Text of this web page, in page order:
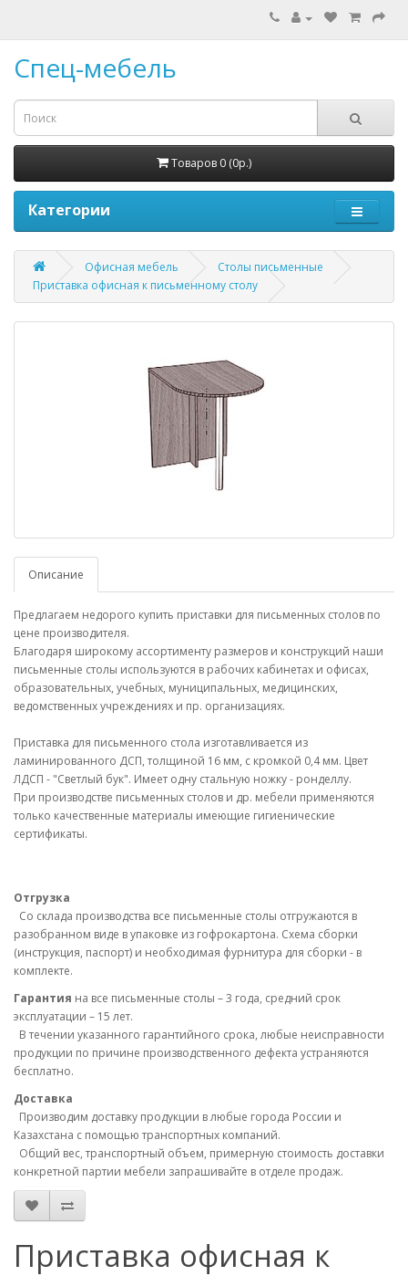
Спец-мебель
Товаров 0 (0р.)
Категории
Офисная мебель
Столы письменные
Приставка офисная к письменному столу
Описание
Предлагаем недорого купить приставки для письменных столов по
цене производителя.
Благодаря широкому ассортименту размеров и конструкций наши
письменные столы используются в рабочих кабинетах и офисах,
образовательных, учебных, муниципальных, медицинских,
ведомственных учреждениях и пр. организациях.
Приставка для письменного стола изготавливается из
ламинированного ДСП, толщиной 16 мм, с кромкой 0,4 мм. Цвет
ЛДСП - "Светлый бук". Имеет одну стальную ножку - ронделлу.
При производстве письменных столов и др. мебели применяются
только качественные материалы имеющие гигиенические
сертификаты.
Отгрузка
Со склада производства все письменные столы отгружаются в
разобранном виде в упаковке из гофрокартона. Схема сборки
(инструкция, паспорт) и необходимая фурнитура для сборки - в
комплекте.
Гарантия на все письменные столы – 3 года, средний срок
эксплуатации – 15 лет.
В течении указанного гарантийного срока, любые неисправности
продукции по причине производственного дефекта устраняются
бесплатно.
Доставка
Производим доставку продукции в любые города России и
Казахстана с помощью транспортных компаний.
Общий вес, транспортный объем, примерную стоимость доставки
конкретной партии мебели запрашивайте в отделе продаж.
Приставка офисная к